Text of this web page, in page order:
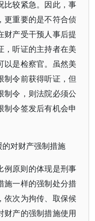
比较紧急。因此，事
更重要的是不符合侦
财产受干预人事后提
，听证的主持者在美
以是检察官。虽然美
制令前获得听证，但
制令，则法院必须公
制令签发后有机会申
的对财产强制措施
例原则的体现是刑事
施一样的强制处分措
依次为拘传、取保候
财产的强制措施使用